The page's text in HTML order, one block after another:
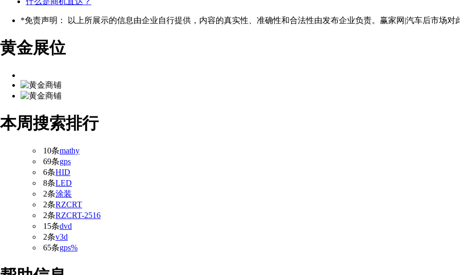
*免责声明： 以上所展示的信息由企业自行提供，内容的真实性、准确性和合法性由发布企业负责。赢家网|汽车后市场对
黄金展位
本周搜索排行
10条mathy
69条gps
6条HID
8条LED
2条涂装
2条RZCRT
2条RZCRT-2516
15条dvd
2条v3d
65条gps%